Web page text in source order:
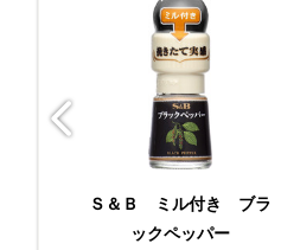
Ｓ＆Ｂ ミル付き ブラ
ックペッパー